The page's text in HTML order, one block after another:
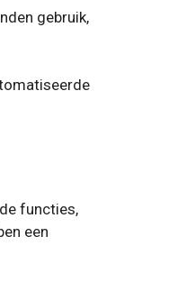
gebruik,
functies,
een